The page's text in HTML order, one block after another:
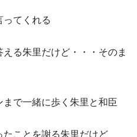
ってくれる
える朱里だけど・・・そのま
で一緒に歩く朱里と和臣
ことを謝る朱里だけど